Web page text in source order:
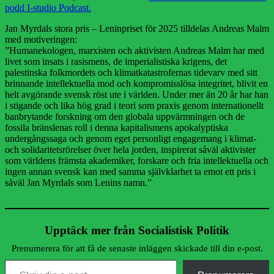
podd I-studio Podcast.
Jan Myrdals stora pris – Leninpriset för 2025 tilldelas Andreas Malm
med motiveringen:
”Humanekologen, marxisten och aktivisten Andreas Malm har med
livet som insats i rasismens, de imperialistiska krigens, det
palestinska folkmordets och klimatkatastrofernas tidevarv med sitt
brinnande intellektuella mod och kompromisslösa integritet, blivit en
helt avgörande svensk röst ute i världen. Under mer än 20 år har han
i stigande och lika hög grad i teori som praxis genom internationellt
banbrytande forskning om den globala uppvärmningen och de
fossila bränslenas roll i denna kapitalismens apokalyptiska
undergångssaga och genom eget personligt engagemang i klimat-
och solidaritetsrörelser över hela jorden, inspirerat såväl aktivister
som världens främsta akademiker, forskare och fria intellektuella och
ingen annan svensk kan med samma självklarhet ta emot ett pris i
såväl Jan Myrdals som Lenins namn.”
Upptäck mer från Socialistisk Politik
Prenumerera för att få de senaste inläggen skickade till din e-post.
Skriv din e-post …